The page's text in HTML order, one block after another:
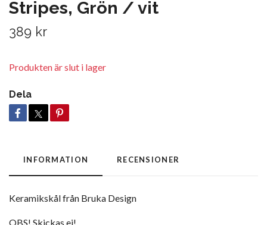
Stripes, Grön / vit
389 kr
Produkten är slut i lager
Dela
INFORMATION RECENSIONER
Keramikskål från Bruka Design
OBS! Skickas ej!